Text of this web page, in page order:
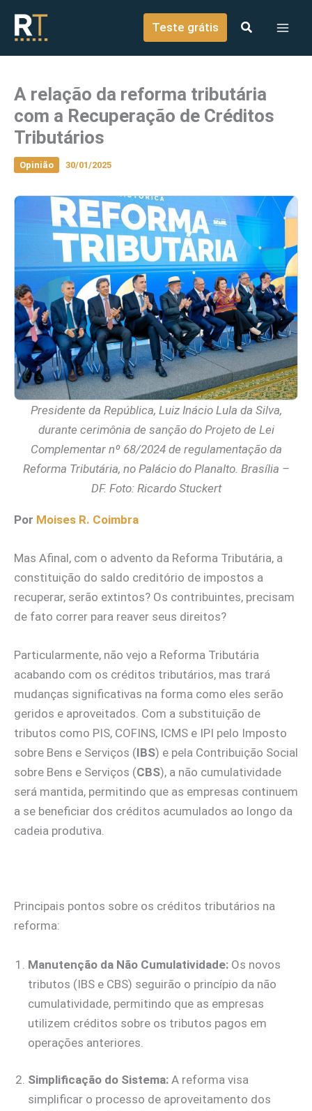
conteúdo
Teste grátis
A relação da reforma tributária
com a Recuperação de Créditos
Tributários
Opinião 30/01/2025
Presidente da República, Luiz Inácio Lula da Silva,
durante cerimônia de sanção do Projeto de Lei
Complementar nº 68/2024 de regulamentação da
Reforma Tributária, no Palácio do Planalto. Brasília –
DF. Foto: Ricardo Stuckert
Por Moises R. Coimbra
Mas Afinal, com o advento da Reforma Tributária, a
constituição do saldo creditório de impostos a
recuperar, serão extintos? Os contribuintes, precisam
de fato correr para reaver seus direitos?
Particularmente, não vejo a Reforma Tributária
acabando com os créditos tributários, mas trará
mudanças significativas na forma como eles serão
geridos e aproveitados. Com a substituição de
tributos como PIS, COFINS, ICMS e IPI pelo Imposto
sobre Bens e Serviços (IBS) e pela Contribuição Social
sobre Bens e Serviços (CBS), a não cumulatividade
será mantida, permitindo que as empresas continuem
a se beneficiar dos créditos acumulados ao longo da
cadeia produtiva.
Principais pontos sobre os créditos tributários na
reforma:
Manutenção da Não Cumulatividade: Os novos
tributos (IBS e CBS) seguirão o princípio da não
cumulatividade, permitindo que as empresas
utilizem créditos sobre os tributos pagos em
operações anteriores.
Simplificação do Sistema: A reforma visa
simplificar o processo de aproveitamento dos